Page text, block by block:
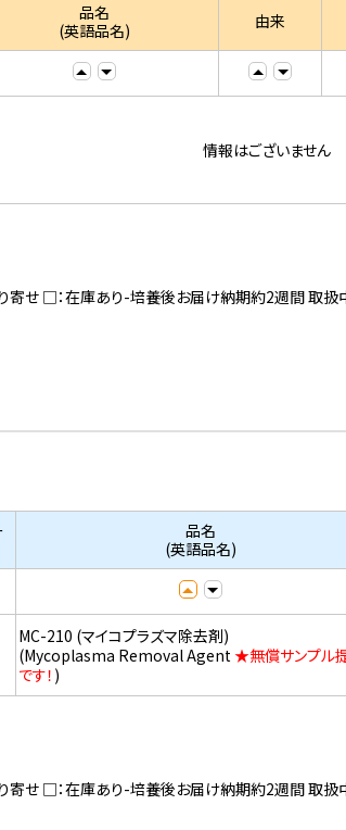
品名
(英語品名)
由来
情報はございません
せ □：在庫あり-培養後お届け納期約2週間 取扱中
品名
(英語品名)
MC-210 (マイコプラズマ除去剤)
(Mycoplasma Removal Agent★無償サンプル
です！ )
せ □：在庫あり-培養後お届け納期約2週間 取扱中